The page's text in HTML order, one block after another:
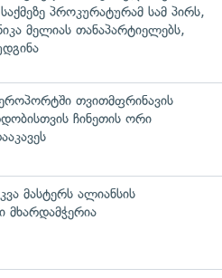
პროკურატურამ სამ პირს,
მელიას თანაპარტიელებს,
თვითმფრინავის
ჩინეთის ორი
მასტერს ალიანსის
მხარდამჭერია